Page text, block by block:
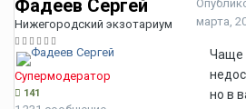
Фадеев Сергей
Нижегородский экзотариум
Супермодератор
141
марта,
Чаще
но в